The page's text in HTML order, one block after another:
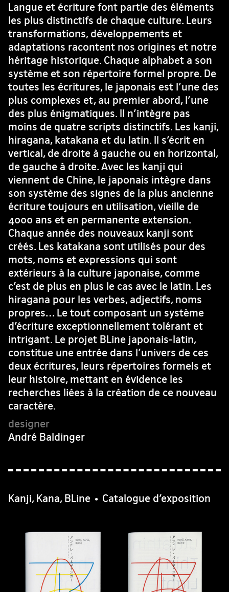
Langue et écriture font partie des éléments
les plus distinctifs de chaque culture. Leurs
transformations, développements et
adaptations racontent nos origines et notre
héritage historique. Chaque alphabet a son
système et son répertoire formel propre. De
toutes les écritures, le japonais est l’une des
plus complexes et, au premier abord, l’une
des plus énigmatiques. Il n’intègre pas
moins de quatre scripts distinctifs. Les kanji,
hiragana, katakana et du latin. Il s’écrit en
vertical, de droite à gauche ou en horizontal,
de gauche à droite. Avec les kanji qui
viennent de Chine, le japonais intègre dans
son système des signes de la plus ancienne
écriture toujours en utilisation, vieille de
4000 ans et en permanente extension.
Chaque année des nouveaux kanji sont
créés. Les katakana sont utilisés pour des
mots, noms et expressions qui sont
extérieurs à la culture japonaise, comme
c’est de plus en plus le cas avec le latin. Les
hiragana pour les verbes, adjectifs, noms
propres… Le tout composant un système
d’écriture exceptionnellement tolérant et
intrigant. Le projet BLine japonais-latin,
constitue une entrée dans l’univers de ces
deux écritures, leurs répertoires formels et
leur histoire, mettant en évidence les
recherches liées à la création de ce nouveau
caractère.
André Baldinger
Kanji, Kana, BLine • Catalogue d’exposition